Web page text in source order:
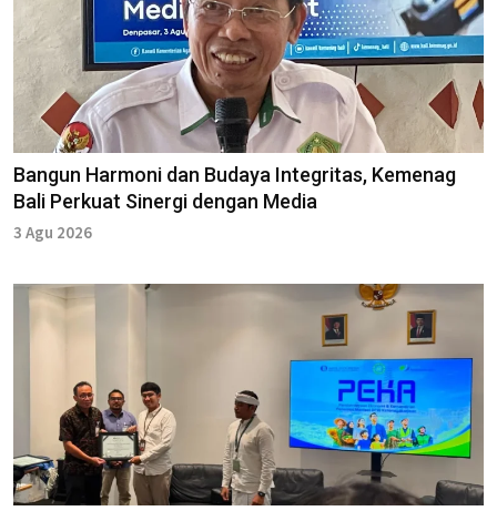
Bangun Harmoni dan Budaya Integritas, Kemenag
Bali Perkuat Sinergi dengan Media
3 Agu 2026